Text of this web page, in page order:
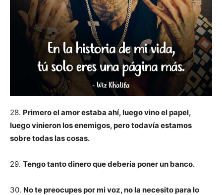
28. Primero el amor estaba ahí, luego vino el papel,
luego vinieron los enemigos, pero todavía estamos
sobre todas las cosas.
29. Tengo tanto dinero que debería poner un banco.
30. No te preocupes por mi voz, no la necesito para lo